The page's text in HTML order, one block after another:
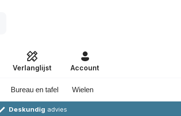
Verlanglijst Account
Bureau en tafel Wielen
Deskundig advies